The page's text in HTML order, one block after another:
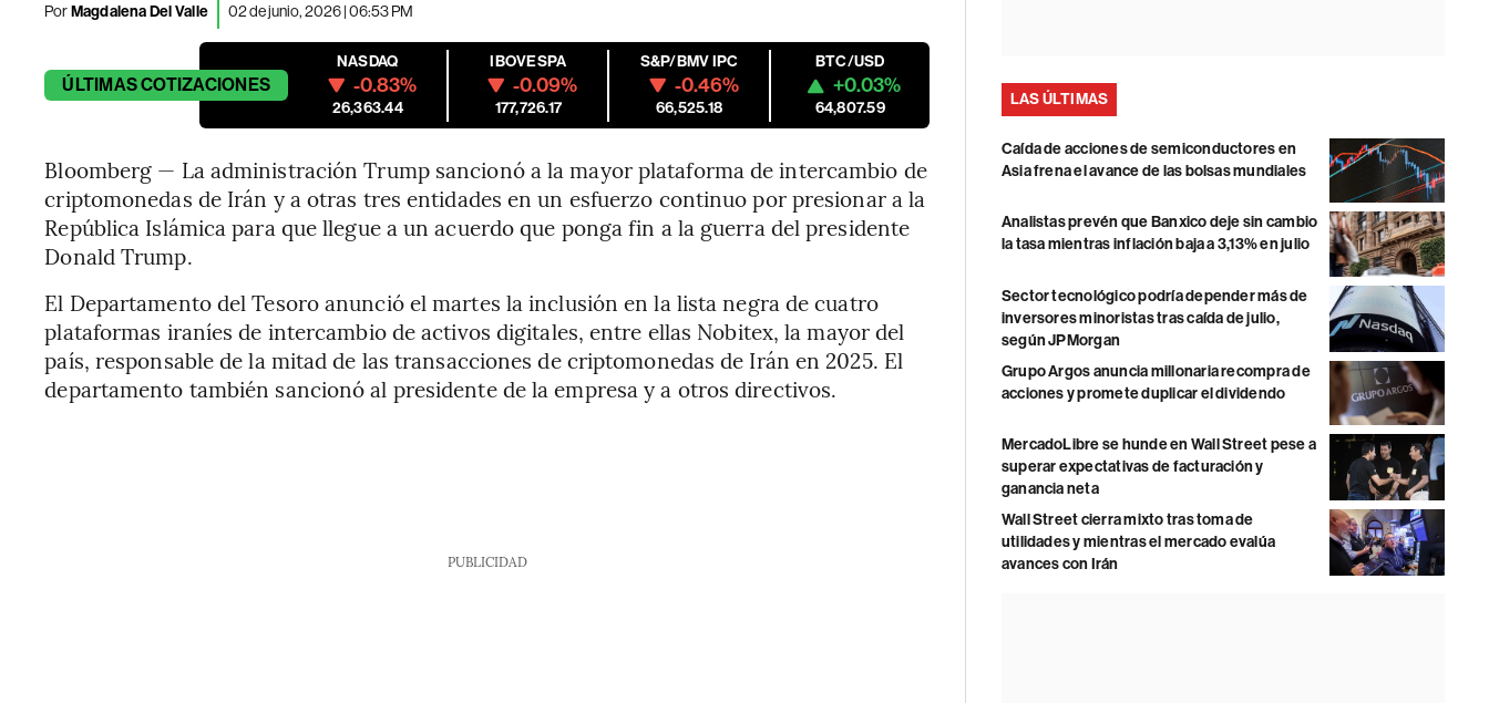
PorMagdalena Del Valle 02 de junio, 2026 | 06:53 PM
ÚLTIMASCOTIZACIONES
NASDAQ
-0.83%
26,363.44
IBOVESPA
-0.09%
177,726.17
S&P/BMV IPC
-0.46%
66,525.18
BTC/USD
+0.03%
64,807.59
Bloomberg — La administración Trump sancionó a la mayor plataforma de intercambio de
criptomonedas de Irán y a otras tres entidades en un esfuerzo continuo por presionar a la
República Islámica para que llegue a un acuerdo que ponga fin a la guerra del presidente
Donald Trump.
El Departamento del Tesoro anunció el martes la inclusión en la lista negra de cuatro
plataformas iraníes de intercambio de activos digitales, entre ellas Nobitex, la mayor del
país, responsable de la mitad de las transacciones de criptomonedas de Irán en 2025. El
departamento también sancionó al presidente de la empresa y a otros directivos.
PUBLICIDAD
LAS ÚLTIMAS
Caída de acciones de semiconductores en
Asia frena el avance de las bolsas mundiales
Analistas prevén que Banxico deje sin cambio
la tasa mientras inflación baja a 3,13% en julio
Sector tecnológico podría depender más de
inversores minoristas tras caída de julio,
según JPMorgan
Grupo Argos anuncia millonaria recompra de
acciones y promete duplicar el dividendo
MercadoLibre se hunde en Wall Street pese a
superar expectativas de facturación y
ganancia neta
Wall Street cierra mixto tras toma de
utilidades y mientras el mercado evalúa
avances con Irán